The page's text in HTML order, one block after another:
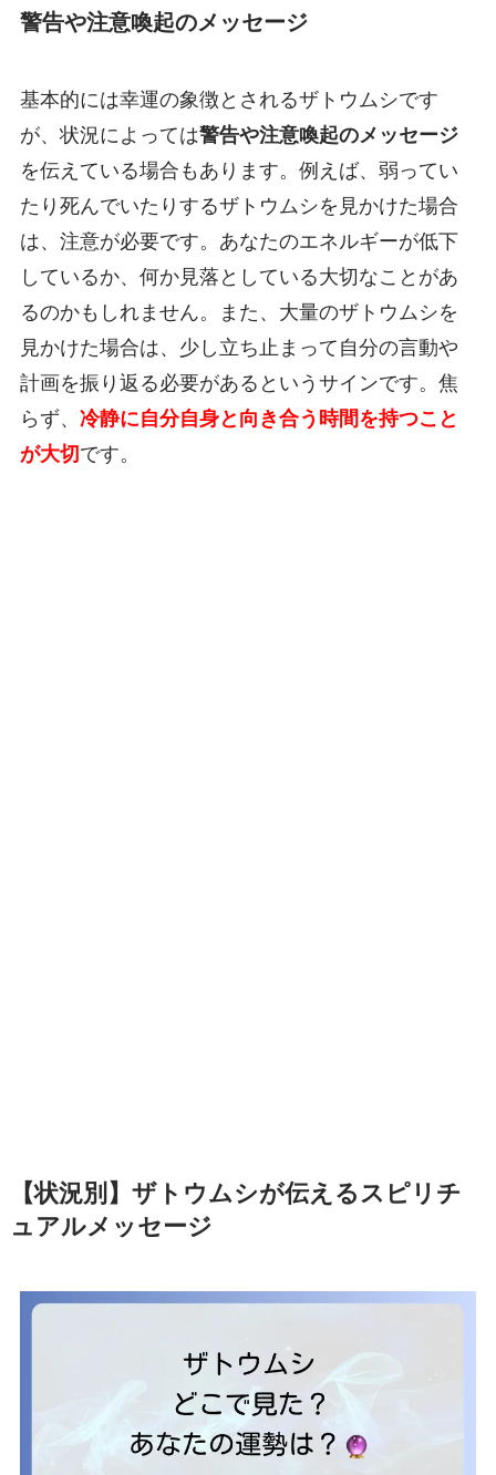
警告や注意喚起のメッセージ
基本的には幸運の象徴とされるザトウムシです
が、状況によっては警告や注意喚起のメッセージ
を伝えている場合もあります。例えば、弱ってい
たり死んでいたりするザトウムシを見かけた場合
は、注意が必要です。あなたのエネルギーが低下
しているか、何か見落としている大切なことがあ
るのかもしれません。また、大量のザトウムシを
見かけた場合は、少し立ち止まって自分の言動や
計画を振り返る必要があるというサインです。焦
らず、 冷静に自分自身と向き合う時間を持つこと
が大切です。
【状況別】ザトウムシが伝えるスピリチ
ュアルメッセージ